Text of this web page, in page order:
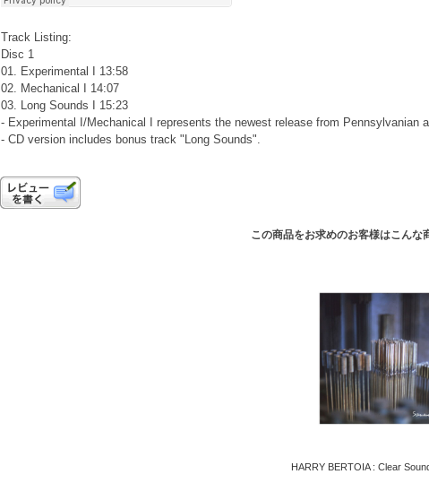
Track Listing:
Disc 1
01. Experimental I 13:58
02. Mechanical I 14:07
03. Long Sounds I 15:23
- Experimental I/Mechanical I represents the newest release from Pennsylvanian
- CD version includes bonus track "Long Sounds".
この商品をお求めのお客様はこんな
HARRY BERTOIA : Clear